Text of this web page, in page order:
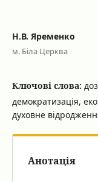
Н.В. Яременко
м. Біла Церква
Ключові слова:
демократизація,
духовне
Анотація